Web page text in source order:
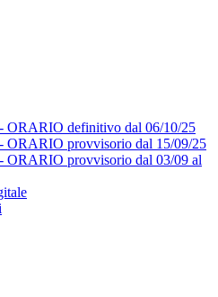
ORARIO definitivo dal 06/10/25
ORARIO provvisorio dal 15/09/25
ORARIO provvisorio dal 03/09 al